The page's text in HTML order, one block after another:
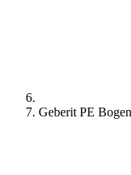
Geberit PE Bogen